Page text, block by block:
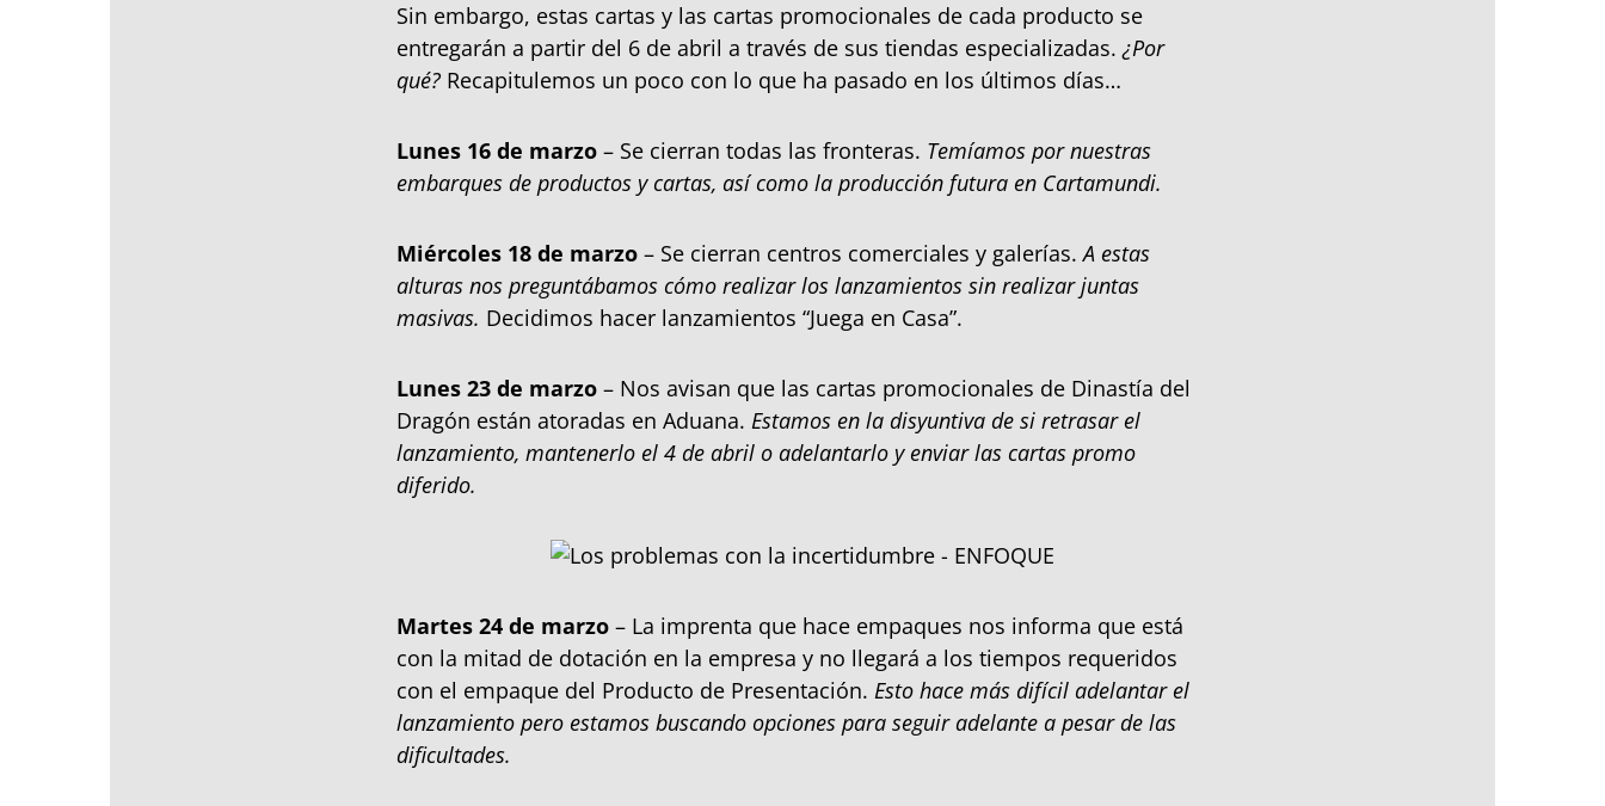
Sin embargo, estas cartas y las cartas promocionales de cada producto se
entregarán a partir del 6 de abril a través de sus tiendas especializadas.¿Por
qué? Recapitulemos un poco con lo que ha pasado en los últimos días…
Lunes 16 de marzo – Se cierran todas las fronteras. Temíamos por nuestras
embarques de productos y cartas, así como la producción futura en Cartamundi.
Miércoles 18 de marzo – Se cierran centros comerciales y galerías. A estas
alturas nos preguntábamos cómo realizar los lanzamientos sin realizar juntas
masivas. Decidimos hacer lanzamientos “Juega en Casa”.
Lunes 23 de marzo – Nos avisan que las cartas promocionales de Dinastía del
Dragón están atoradas en Aduana. Estamos en la disyuntiva de si retrasar el
lanzamiento, mantenerlo el 4 de abril o adelantarlo y enviar las cartas promo
diferido.
Martes 24 de marzo – La imprenta que hace empaques nos informa que está
con la mitad de dotación en la empresa y no llegará a los tiempos requeridos
con el empaque del Producto de Presentación. Esto hace más difícil adelantar el
lanzamiento pero estamos buscando opciones para seguir adelante a pesar de las
dificultades.